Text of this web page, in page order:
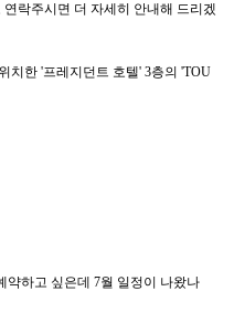
락주시면 더 자세히 안내해 드리겠
치한 '프레지던트 호텔' 3층의 'TOU
약하고 싶은데 7월 일정이 나왔나